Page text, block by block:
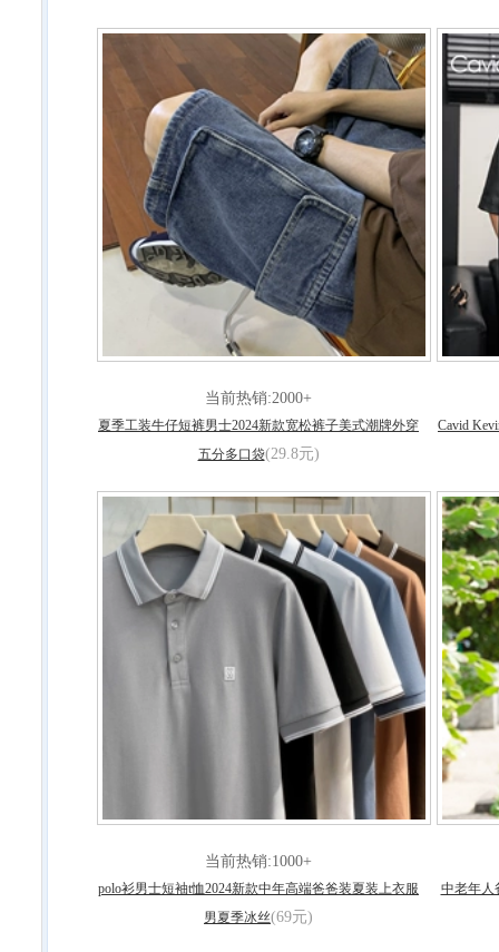
当前热销:2000+
夏季工装牛仔短裤男士2024新款宽松裤子美式潮牌外穿
五分多口袋(29.8元)
Cavid
当前热销:1000+
polo衫男士短袖t恤2024新款中年高端爸爸装夏装上衣服
男夏季冰丝(69元)
中老年人